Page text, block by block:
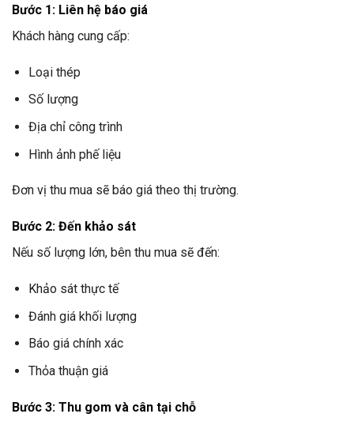
Bước 1: Liên hệ báo giá
Khách hàng cung cấp:
Loại thép
Số lượng
Địa chỉ công trình
Hình ảnh phế liệu
Đơn vị thu mua sẽ báo giá theo thị trường.
Bước 2: Đến khảo sát
Nếu số lượng lớn, bên thu mua sẽ đến:
Khảo sát thực tế
Đánh giá khối lượng
Báo giá chính xác
Thỏa thuận giá
Bước 3: Thu gom và cân tại chỗ